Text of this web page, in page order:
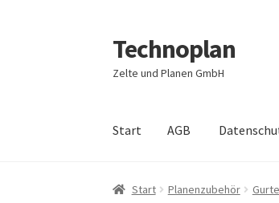
Zur
Navigation
springen
Zum
Inhalt
springen
Technoplan
Zelte und Planen GmbH
Start AGB
Start AGB
Start Planenzubehör